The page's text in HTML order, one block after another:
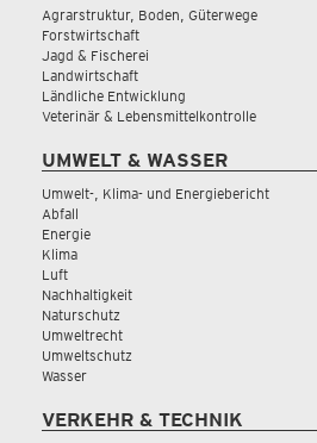
Agrarstruktur, Boden, Güterwege
Forstwirtschaft
Jagd & Fischerei
Landwirtschaft
Ländliche Entwicklung
Veterinär & Lebensmittelkontrolle
UMWELT & WASSER
Umwelt-, Klima- und Energiebericht
Abfall
Energie
Klima
Luft
Nachhaltigkeit
Naturschutz
Umweltrecht
Umweltschutz
Wasser
VERKEHR & TECHNIK